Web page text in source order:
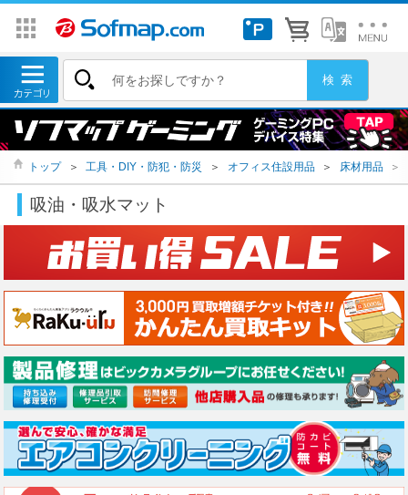
トップ ＞ 工具・DIY・防犯・防災 ＞ オフィス住設用品 ＞ 床材用品 ＞
吸油・吸水マット